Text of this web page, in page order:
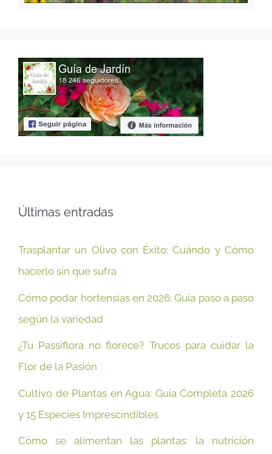
Últimas entradas
Trasplantar un Olivo con Éxito: Cuándo y Cómo
hacerlo sin que sufra
Cómo podar hortensias en 2026: Guía paso a paso
según la variedad
¿Tu Passiflora no florece? Trucos para cuidar la
Flor de la Pasión
Cultivo de Plantas en Agua: Guía Completa 2026
y 15 Especies Imprescindibles
Cómo se alimentan las plantas: la nutrición